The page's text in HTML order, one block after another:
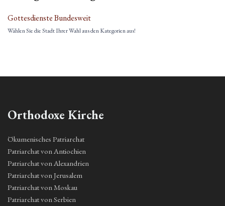
Gottesdienste Bundesweit
Wählen Sie die Stadt Ihrer Wahl aus den Kategorien aus!
Orthodoxe Kirche
Ökumenisches Patriarchat
Patriarchat von Antiochien
Patriarchat von Alexandrien
Patriarchat von Jerusalem
Patriarchat von Moskau
Patriarchat von Serbien